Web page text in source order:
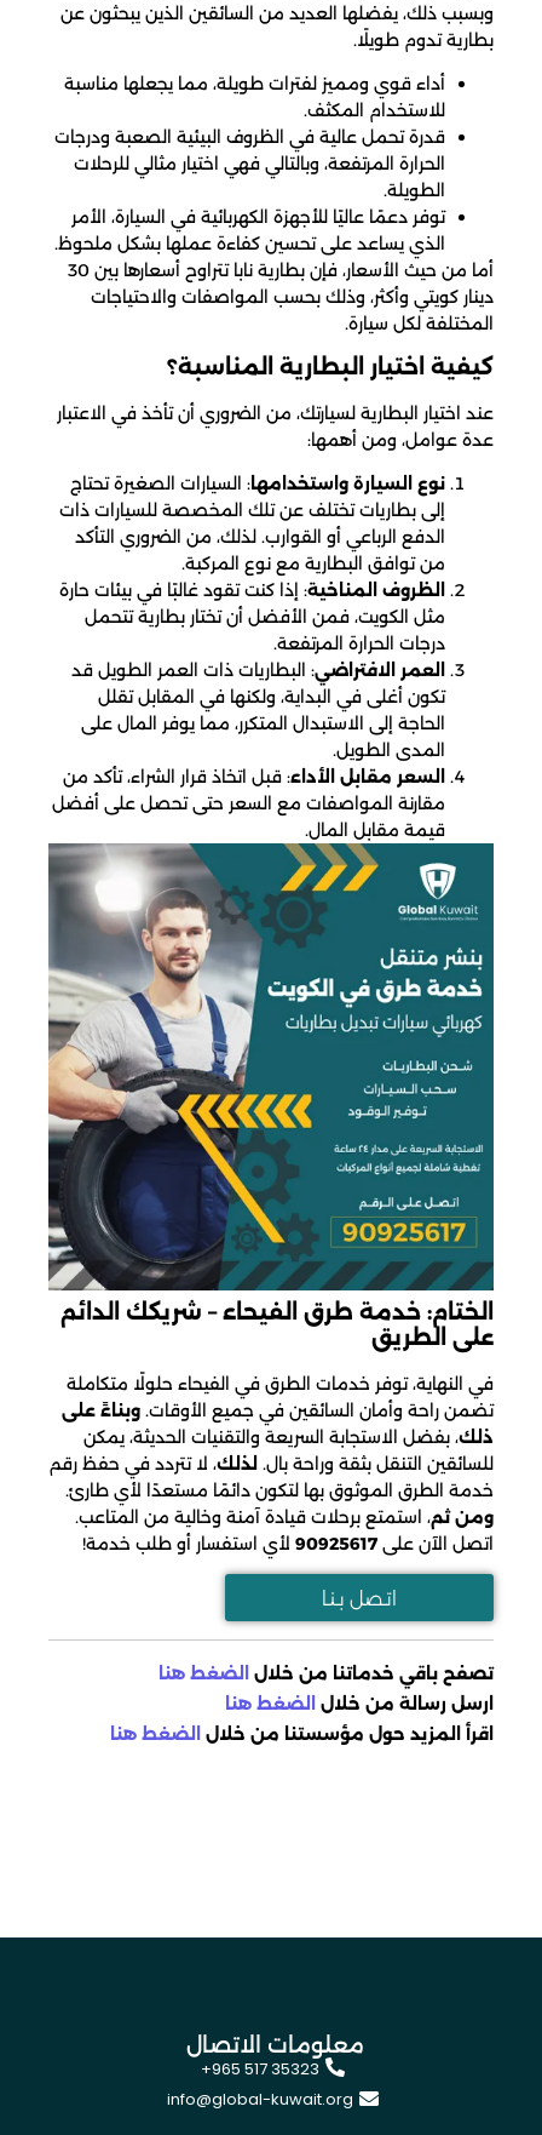
وبسبب ذلك، يفضلها العديد من السائقين الذين يبحثون عن
بطارية تدوم طويلًا.
أداء قوي ومميز لفترات طويلة، مما يجعلها مناسبة
للاستخدام المكثف.
قدرة تحمل عالية في الظروف البيئية الصعبة ودرجات
الحرارة المرتفعة، وبالتالي فهي اختيار مثالي للرحلات
الطويلة.
توفر دعمًا عاليًا للأجهزة الكهربائية في السيارة، الأمر
الذي يساعد على تحسين كفاءة عملها بشكل ملحوظ.
أما من حيث الأسعار، فإن بطارية نابا تتراوح أسعارها بين 30
دينار كويتي وأكثر، وذلك بحسب المواصفات والاحتياجات
المختلفة لكل سيارة.
كيفية اختيار البطارية المناسبة؟
عند اختيار البطارية لسيارتك، من الضروري أن تأخذ في الاعتبار
عدة عوامل، ومن أهمها:
نوع السيارة واستخدامها: السيارات الصغيرة تحتاج
إلى بطاريات تختلف عن تلك المخصصة للسيارات ذات
الدفع الرباعي أو القوارب. لذلك، من الضروري التأكد
من توافق البطارية مع نوع المركبة.
الظروف المناخية: إذا كنت تقود غالبًا في بيئات حارة
مثل الكويت، فمن الأفضل أن تختار بطارية تتحمل
درجات الحرارة المرتفعة.
العمر الافتراضي: البطاريات ذات العمر الطويل قد
تكون أغلى في البداية، ولكنها في المقابل تقلل
الحاجة إلى الاستبدال المتكرر، مما يوفر المال على
المدى الطويل.
السعر مقابل الأداء: قبل اتخاذ قرار الشراء، تأكد من
مقارنة المواصفات مع السعر حتى تحصل على أفضل
قيمة مقابل المال.
الختام: خدمة طرق الفيحاء – شريكك الدائم
على الطريق
في النهاية، توفر خدمات الطرق في الفيحاء حلولًا متكاملة
تضمن راحة وأمان السائقين في جميع الأوقات. وبناءً على
ذلك، بفضل الاستجابة السريعة والتقنيات الحديثة، يمكن
للسائقين التنقل بثقة وراحة بال. لذلك، لا تتردد في حفظ رقم
خدمة الطرق الموثوق بها لتكون دائمًا مستعدًا لأي طارئ.
ومن ثم، استمتع برحلات قيادة آمنة وخالية من المتاعب.
اتصل الآن على 90925617 لأي استفسار أو طلب خدمة!
اتـصل بـنـا
تصفح باقي خدماتنا من خلال الضغط هنا
ارسل رسالة من خلال
الضغط هنا
اقرأ المزيد حول مؤسستنا من خلال
الضغط هنا
معلومات الاتصال
+965 517 35323
info@global-kuwait.org